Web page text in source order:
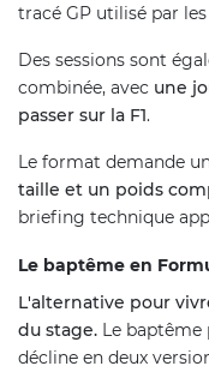
tracé GP utilisé par
Des sessions sont
combinée, avec une
passer sur la F1.
Le format demande
taille et un poids
briefing technique
Le baptême en
L'alternative pour
du stage. Le baptême
décline en deux